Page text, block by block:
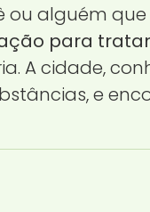
ou alguém
para
A cidade,
e